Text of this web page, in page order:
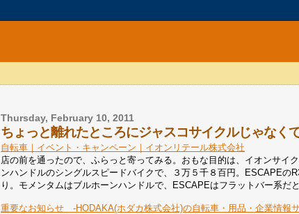
Thursday, February 10, 2011
ちょっと離れたところにジャスコサイクルじゃなく
自転車｜イベント・キャンペーン｜イオンリテール株式会社
店の前を通ったので、ふらっと寄ってみる。おもな目的は、イオンサイ
ンハンドルのシングルスピードバイクで、３万５千８百円。ESCAPE
り。モメンタムはブルホーンハンドルで、ESCAPEはフラットバー系だ
重要なお知らせ -HODAKA(ホダカ株式会社)の自転車・用品・企業情報